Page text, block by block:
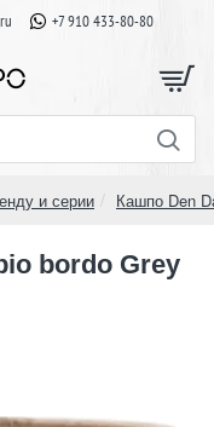
+7 910 433-80-80
и серии Кашпо Den
bordo Grey